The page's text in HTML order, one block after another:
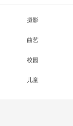
摄影
曲艺
校园
儿童